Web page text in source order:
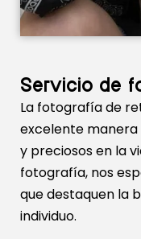
Servicio de
La fotografía de
excelente
y preciosos en la
fotografía, nos
que destaquen la
individuo.